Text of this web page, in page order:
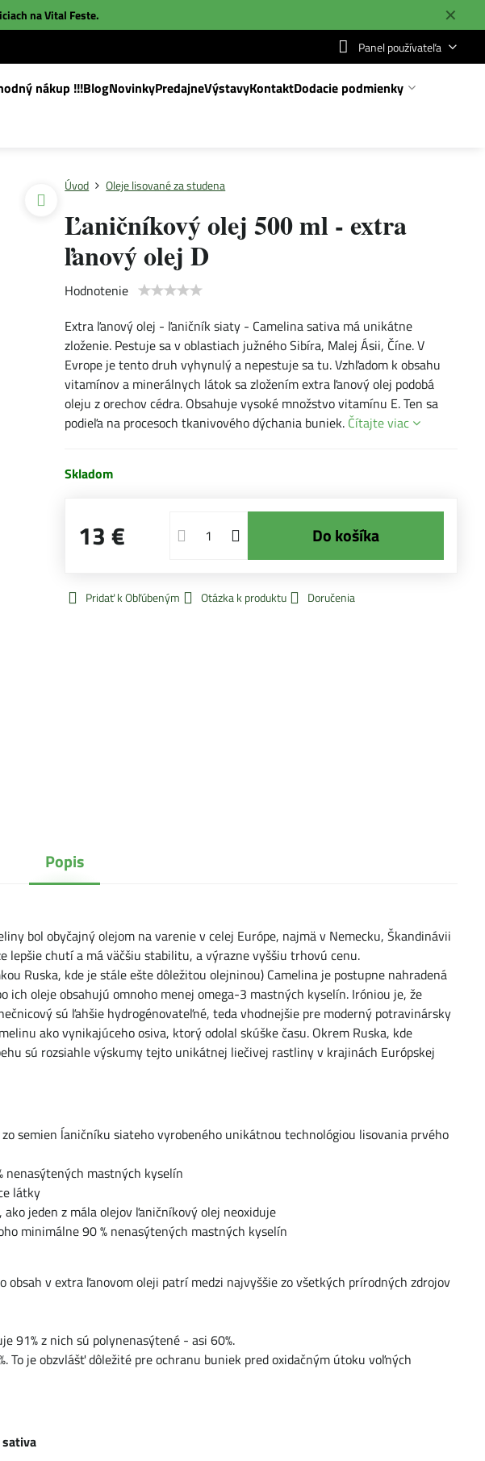
✕
naVital Feste.
Panel používateľa
nákup !!!BlogNovinkyPredajneVýstavyKontaktDodacie podmienky
Úvod Oleje lisované za studena
Ľaničníkový olej 500 ml - extra
ľanový olej D
Hodnotenie
Extra ľanový olej - ľaničník siaty - Camelina sativa má unikátne
zloženie. Pestuje sa v oblastiach južného Sibíra, Malej Ásii, Číne. V
Evrope je tento druh vyhynulý a nepestuje sa tu. Vzhľadom k obsahu
vitamínov a minerálnych látok sa zložením extra ľanový olej podobá
oleju z orechov cédra. Obsahuje vysoké množstvo vitamínu E. Ten sa
podieľa na procesoch tkanivového dýchania buniek. Čítajte viac
Skladom
13 € Do košíka
Pridať k Obľúbeným Otázka k produktu Doručenia
Popis
bol obyčajný olejom na varenie v celej Európe, najmä v Nemecku, Škandinávii
lepšie chutí a má väčšiu stabilitu, a výrazne vyššiu trhovú cenu.
Ruska, kde je stále ešte dôležitou olejninou) Camelina je postupne nahradená
oleje obsahujú omnoho menej omega-3 mastných kyselín. Iróniou je, že
sú ľahšie hydrogénovateľné, teda vhodnejšie pre moderný potravinársky
ako vynikajúceho osiva, ktorý odolal skúške času. Okrem Ruska, kde
sú rozsiahle výskumy tejto unikátnej liečivej rastliny v krajinách Európskej
semien ĺaničníku siateho vyrobeného unikátnou technológiou lisovania prvého
nenasýtených mastných kyselín
látky
jeden z mála olejov ľaničníkový olej neoxiduje
minimálne 90 % nenasýtených mastných kyselín
v extra ľanovom oleji patrí medzi najvyššie zo všetkých prírodných zdrojov
91% z nich sú polynenasýtené - asi 60%.
je obzvlášť dôležité pre ochranu buniek pred oxidačným útoku voľných